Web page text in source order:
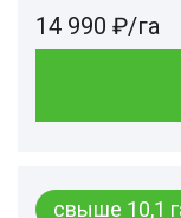
14 990 ₽/га
свыше 10,1